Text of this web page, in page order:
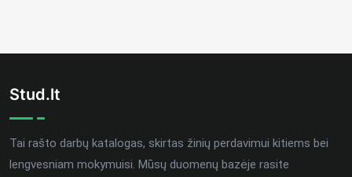
Stud.lt
Tai rašto darbų katalogas, skirtas žinių perdavimui kitiems bei
lengvesniam mokymuisi. Mūsų duomenų bazėje rasite